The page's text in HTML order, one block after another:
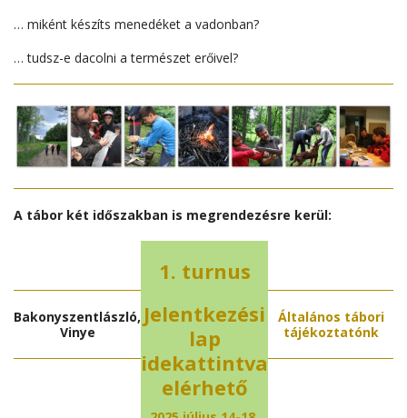
… miként készíts menedéket a vadonban?
… tudsz-e dacolni a természet erőivel?
A tábor két időszakban is megrendezésre kerül:
Bakonyszentlászló,
Vinye
1. turnus
Jelentkezési
lap
idekattintva
elérhető
Általános tábori
tájékoztatónk